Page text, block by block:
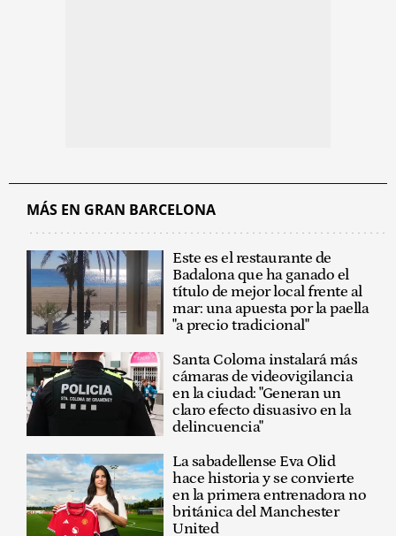
MÁS EN GRAN BARCELONA
Este es el restaurante de
Badalona que ha ganado el
título de mejor local frente al
mar: una apuesta por la paella
"a precio tradicional"
Santa Coloma instalará más
cámaras de videovigilancia
en la ciudad: "Generan un
claro efecto disuasivo en la
delincuencia"
La sabadellense Eva Olid
hace historia y se convierte
en la primera entrenadora no
británica del Manchester
United